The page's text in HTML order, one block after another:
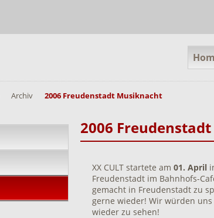
Archiv 2006 Freudenstadt Musiknacht
2006
XX CULT startete am 01. April
Freudenstadt im Bahnhofs-
gemacht in Freudenstadt zu
gerne wieder! Wir würden
wieder zu sehen!